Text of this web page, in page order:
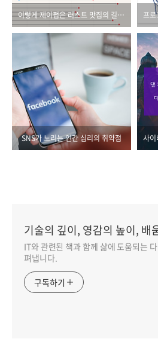
이렇게 제이펍은 러스트 맛집의 길로 들어섭니다.
SNS가 노리는 인간 심리의 취약점
기술의 깊이, 영감의 높이, 배
IT와 관련된 책과 함께 삶에 도움되는
펴냅니다.
구독하기